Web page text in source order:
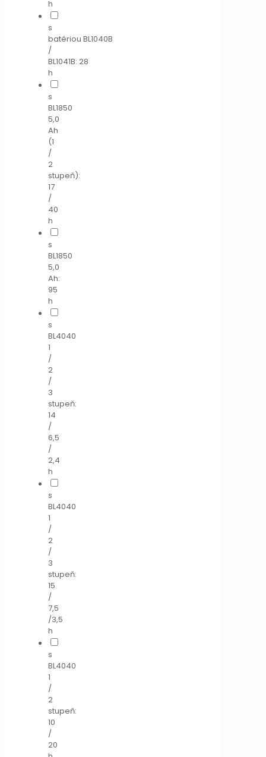
h
s
batériou BL1040B
/
BL1041B: 28
h
s
BL1850
5,0
Ah
(1
/
2
stupeň):
17
/
40
h
s
BL1850
5,0
Ah:
95
h
s
BL4040
1
/
2
/
3
stupeň:
14
/
6,5
/
2,4
h
s
BL4040
1
/
2
/
3
stupeň:
15
/
7,5
/3,5
h
s
BL4040
1
/
2
stupeň:
10
/
20